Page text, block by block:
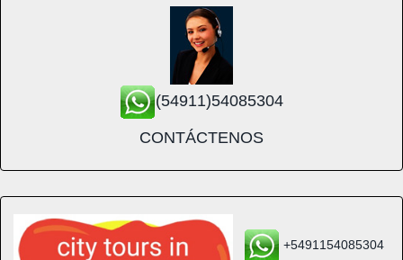
(54911)54085304
CONTÁCTENOS
+5491154085304